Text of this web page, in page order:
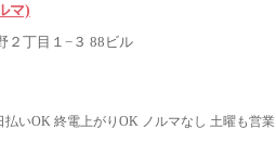
マ)
２丁目１−３ 88ビル
いOK 終電上がりOK ノルマなし 土曜も営